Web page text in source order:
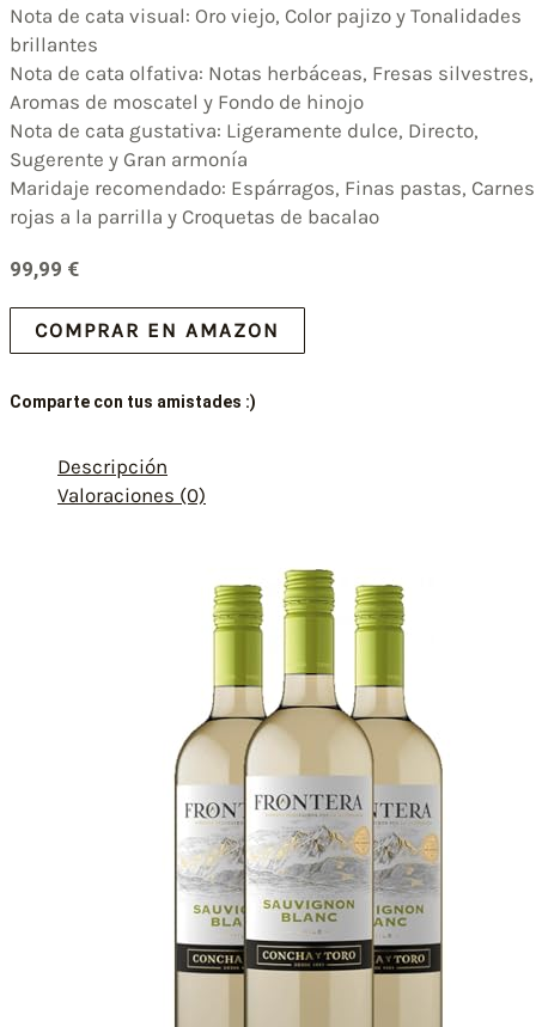
Nota de cata visual: Oro viejo, Color pajizo y Tonalidades
brillantes
Nota de cata olfativa: Notas herbáceas, Fresas silvestres,
Aromas de moscatel y Fondo de hinojo
Nota de cata gustativa: Ligeramente dulce, Directo,
Sugerente y Gran armonía
Maridaje recomendado: Espárragos, Finas pastas, Carnes
rojas a la parrilla y Croquetas de bacalao
99,99 €
COMPRAR EN AMAZON
Comparte con tus amistades :)
Descripción
Valoraciones (0)